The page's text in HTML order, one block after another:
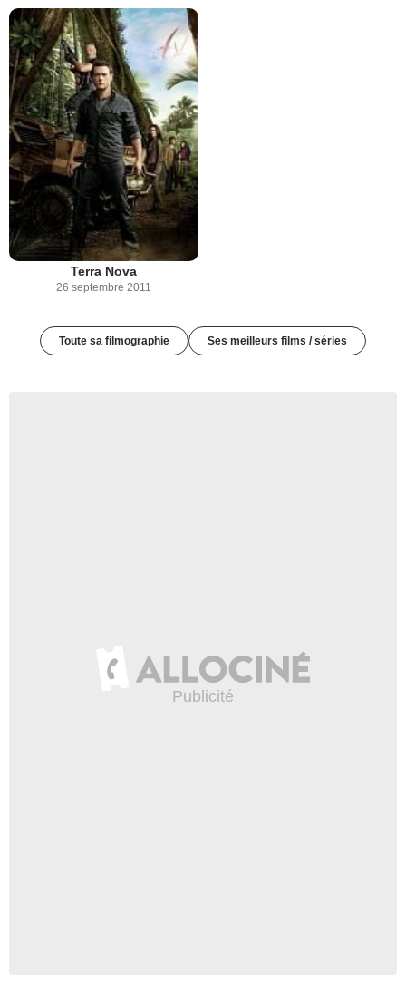
Terra Nova
26 septembre 2011
Toute sa filmographie Ses meilleurs films / séries